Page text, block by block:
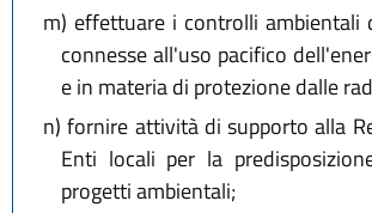
m) effettuare i controlli ambientali
connesse all'uso pacifico
e in materia di protezione dalle
n) fornire attività di supporto alla
Enti locali per la
progetti ambientali;